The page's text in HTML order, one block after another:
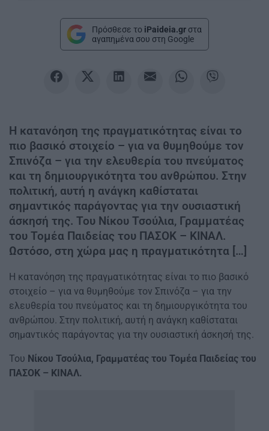
Πρόσθεσε το iPaideia.gr στα
αγαπημένα σου στη Google
Η κατανόηση της πραγματικότητας είναι το
πιο βασικό στοιχείο – για να θυμηθούμε τον
Σπινόζα – για την ελευθερία του πνεύματος
και τη δημιουργικότητα του ανθρώπου. Στην
πολιτική, αυτή η ανάγκη καθίσταται
σημαντικός παράγοντας για την ουσιαστική
άσκησή της. Του Νίκου Τσούλια, Γραμματέας
του Τομέα Παιδείας του ΠΑΣΟΚ – ΚΙΝΑΛ.
Ωστόσο, στη χώρα μας η πραγματικότητα […]
Η κατανόηση της πραγματικότητας είναι το πιο βασικό
στοιχείο – για να θυμηθούμε τον Σπινόζα – για την
ελευθερία του πνεύματος και τη δημιουργικότητα του
ανθρώπου. Στην πολιτική, αυτή η ανάγκη καθίσταται
σημαντικός παράγοντας για την ουσιαστική άσκησή της.
Του Νίκου Τσούλια, Γραμματέας του Τομέα Παιδείας του
ΠΑΣΟΚ – ΚΙΝΑΛ.